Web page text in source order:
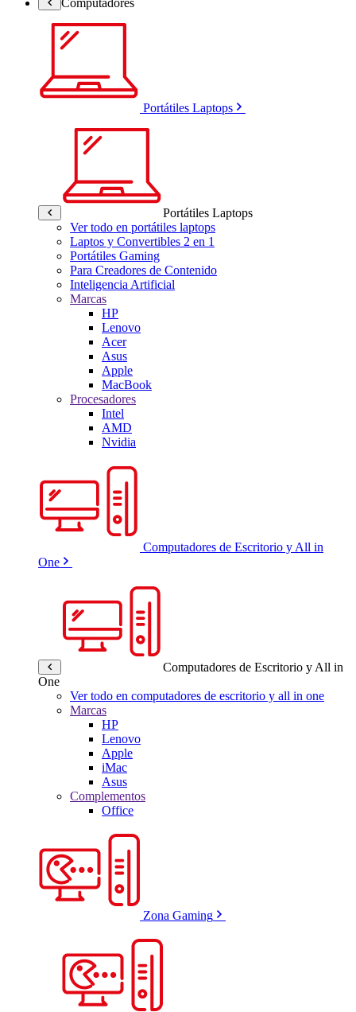
Portátiles Laptops
Portátiles Laptops
Ver todo en portátiles laptops
Laptos y Convertibles 2 en 1
Portátiles Gaming
Para Creadores de Contenido
Inteligencia Artificial
Marcas
HP
Lenovo
Acer
Asus
Apple
MacBook
Procesadores
Intel
AMD
Nvidia
Computadores de Escritorio y All in
One
Computadores de Escritorio y All in
One
Ver todo en computadores de escritorio y all in one
Marcas
HP
Lenovo
Apple
iMac
Asus
Complementos
Office
Zona Gaming